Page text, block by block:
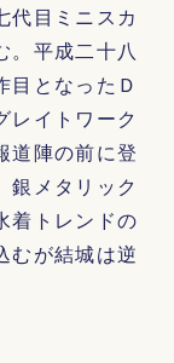
代目ミニスカ
。平成二十八
目となったＤ
レイトワーク
道陣の前に登
銀メタリック
着トレンドの
むが結城は逆